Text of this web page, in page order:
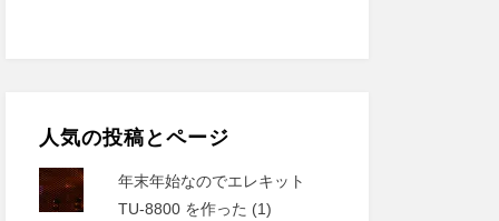
人気の投稿とページ
年末年始なのでエレキット
TU-8800 を作った (1)